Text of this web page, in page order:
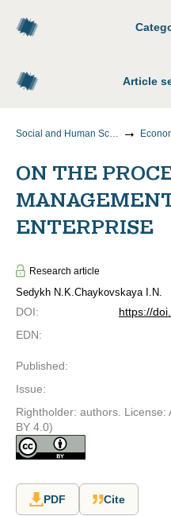
Article
Social and Human Sciences
ON THE
ENTERPRISE
Research article
Sedykh N.K.Chaykovskaya I.N.
DOI:
https://
EDN:
Published:
Issue:
Rightholder: authors.
BY 4.0)
PDF Cite